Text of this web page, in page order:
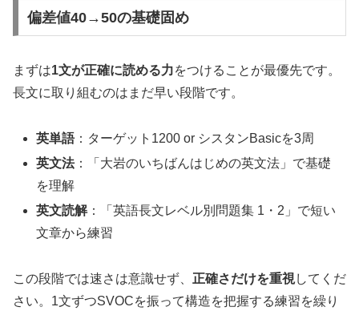
偏差値40→50の基礎固め
まずは1文が正確に読める力をつけることが最優先です。
長文に取り組むのはまだ早い段階です。
英単語：ターゲット1200 or シスタンBasicを3周
英文法：「大岩のいちばんはじめの英文法」で基礎
を理解
英文読解：「英語長文レベル別問題集 1・2」で短い
文章から練習
この段階では速さは意識せず、 正確さだけを重視してくだ
さい。1文ずつSVOCを振って構造を把握する練習を繰り